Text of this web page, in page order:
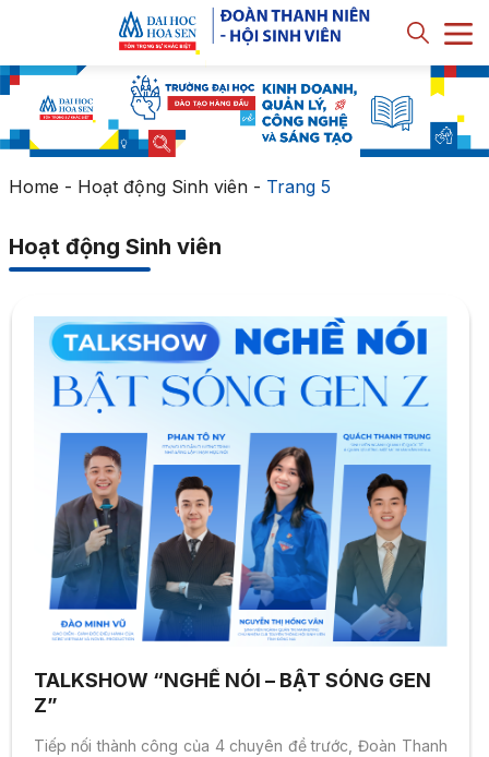
Home - Hoạt động Sinh viên- Trang 5
Hoạt động Sinh viên
TALKSHOW “NGHỀ NÓI – BẬT SÓNG GEN
Z”
Tiếp nối thành công của 4 chuyên đề trước, Đoàn Thanh